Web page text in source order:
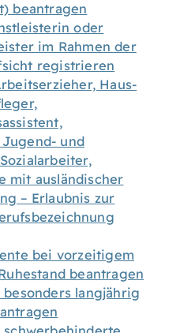
beantragen
oder
im Rahmen der
registrieren
Haus-
und
mit ausländischer
– Erlaubnis zur
bei vorzeitigem
beantragen
langjährig